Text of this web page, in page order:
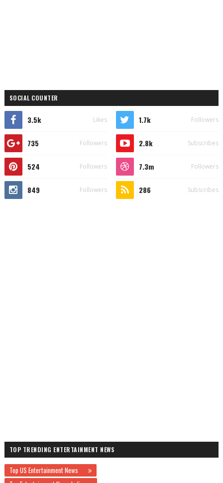
SOCIAL COUNTER
3.5k Likes 1.7k Followers
735 Followers 2.8k Subscribes
524 Followers 7.3m Followers
849 Followers 286 Subscribes
TOP TRENDING ENTERTAINMENT NEWS
Top US Entertainment News